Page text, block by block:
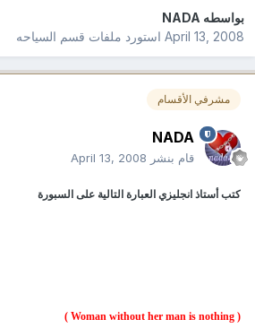
بواسطهNADA
April 13, 2008استورد ملفات قسم السياحه
مشرفي الأقسام
NADA
قام بنشر April 13, 2008
كتب أستاذ انجليزي العبارة التالية على السبورة
( Woman without her man is nothing )